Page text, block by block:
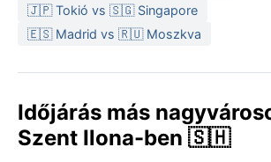
🇯🇵 Tokió vs 🇸🇬 Singapore
🇪🇸 Madrid vs 🇷🇺 Moszkva
Időjárás más
Szent Ilona-ben 🇸🇭